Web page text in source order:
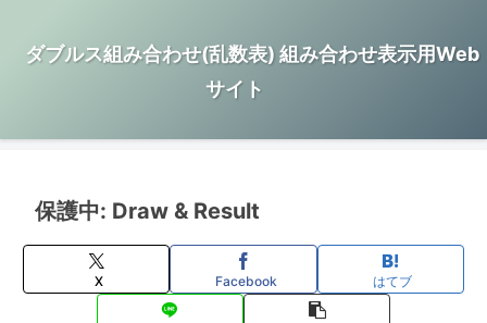
ダブルス組み合わせ(乱数表) 組み合わせ表示用Web
サイト
保護中: Draw & Result
X Facebook はてブ